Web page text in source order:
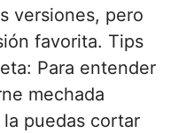
versiones, pero
favorita. Tips
Para entender
mechada
puedas cortar